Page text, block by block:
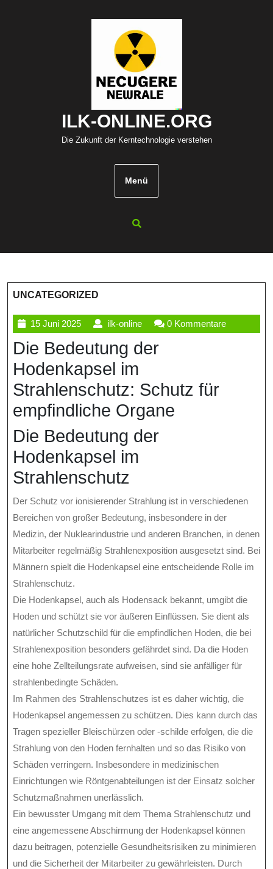
ILK-ONLINE.ORG
Die Zukunft der Kerntechnologie verstehen
Menü
UNCATEGORIZED
15 Juni 202515
Juni
2025
ilk-onlineilk-
online
0 Kommentare
Die Bedeutung der
Hodenkapsel im
Strahlenschutz: Schutz für
empfindliche Organe
Die Bedeutung der
Hodenkapsel im
Strahlenschutz
Der Schutz vor ionisierender Strahlung ist in verschiedenen
Bereichen von großer Bedeutung, insbesondere in der
Medizin, der Nuklearindustrie und anderen Branchen, in denen
Mitarbeiter regelmäßig Strahlenexposition ausgesetzt sind. Bei
Männern spielt die Hodenkapsel eine entscheidende Rolle im
Strahlenschutz.
Die Hodenkapsel, auch als Hodensack bekannt, umgibt die
Hoden und schützt sie vor äußeren Einflüssen. Sie dient als
natürlicher Schutzschild für die empfindlichen Hoden, die bei
Strahlenexposition besonders gefährdet sind. Da die Hoden
eine hohe Zellteilungsrate aufweisen, sind sie anfälliger für
strahlenbedingte Schäden.
Im Rahmen des Strahlenschutzes ist es daher wichtig, die
Hodenkapsel angemessen zu schützen. Dies kann durch das
Tragen spezieller Bleischürzen oder -schilde erfolgen, die die
Strahlung von den Hoden fernhalten und so das Risiko von
Schäden verringern. Insbesondere in medizinischen
Einrichtungen wie Röntgenabteilungen ist der Einsatz solcher
Schutzmaßnahmen unerlässlich.
Ein bewusster Umgang mit dem Thema Strahlenschutz und
eine angemessene Abschirmung der Hodenkapsel können
dazu beitragen, potenzielle Gesundheitsrisiken zu minimieren
und die Sicherheit der Mitarbeiter zu gewährleisten. Durch